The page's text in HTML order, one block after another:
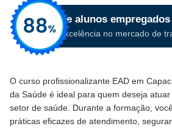
O curso profissionalizante EAD em
da Saúde é ideal para quem deseja
setor de saúde. Durante a formação,
práticas eficazes de atendimento,